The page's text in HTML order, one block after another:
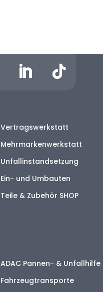
Vertragswerkstatt
Mehrmarkenwerkstatt
Unfallinstandsetzung
Ein- und Umbauten
Teile & Zubehör SHOP
ADAC Pannen- & Unfallhilfe
Fahrzeugtransporte